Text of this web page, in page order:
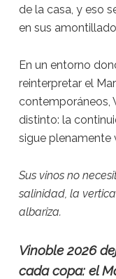
de la casa, y eso
en sus
En un entorno
reinterpretar el
contemporáneos,
distinto: la
sigue plenamente
Sus vinos no
salinidad, la
albariza.
Vinoble 2026
cada copa: el